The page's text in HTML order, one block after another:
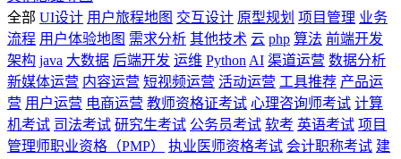
全部 UI设计 用户旅程地图 交互设计 原型规划 项目管理 业务
流程 用户体验地图 需求分析 其他技术 云 php 算法 前端开发
架构 java 大数据 后端开发 运维 Python AI 渠道运营 数据分析
新媒体运营 内容运营 短视频运营 活动运营 工具推荐 产品运
营 用户运营 电商运营 教师资格证考试 心理咨询师考试 计算
机考试 司法考试 研究生考试 公务员考试 软考 英语考试 项目
管理师职业资格（PMP）
执业医师资格考试 会计职称考试 建